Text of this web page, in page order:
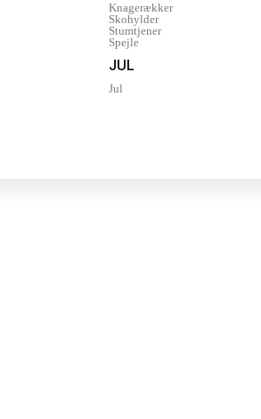
Knagerækker
Skohylder
Stumtjener
Spejle
JUL
Jul